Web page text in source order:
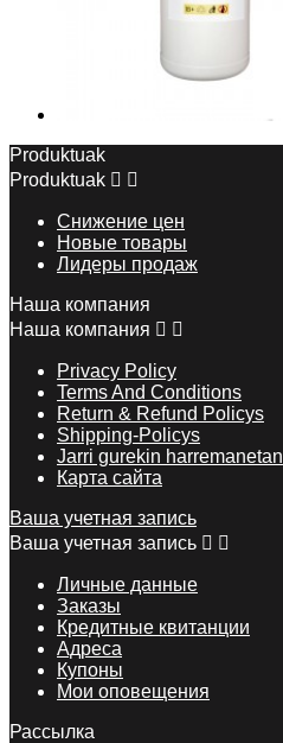
Produktuak
Produktuak  
Снижение цен
Новые товары
Лидеры продаж
Наша компания
Наша компания  
Privacy Policy
Terms And Conditions
Return & Refund Policys
Shipping-Policys
Jarri gurekin harremanetan
Карта сайта
Ваша учетная запись
Ваша учетная запись  
Личные данные
Заказы
Кредитные квитанции
Адреса
Купоны
Мои оповещения
Рассылка